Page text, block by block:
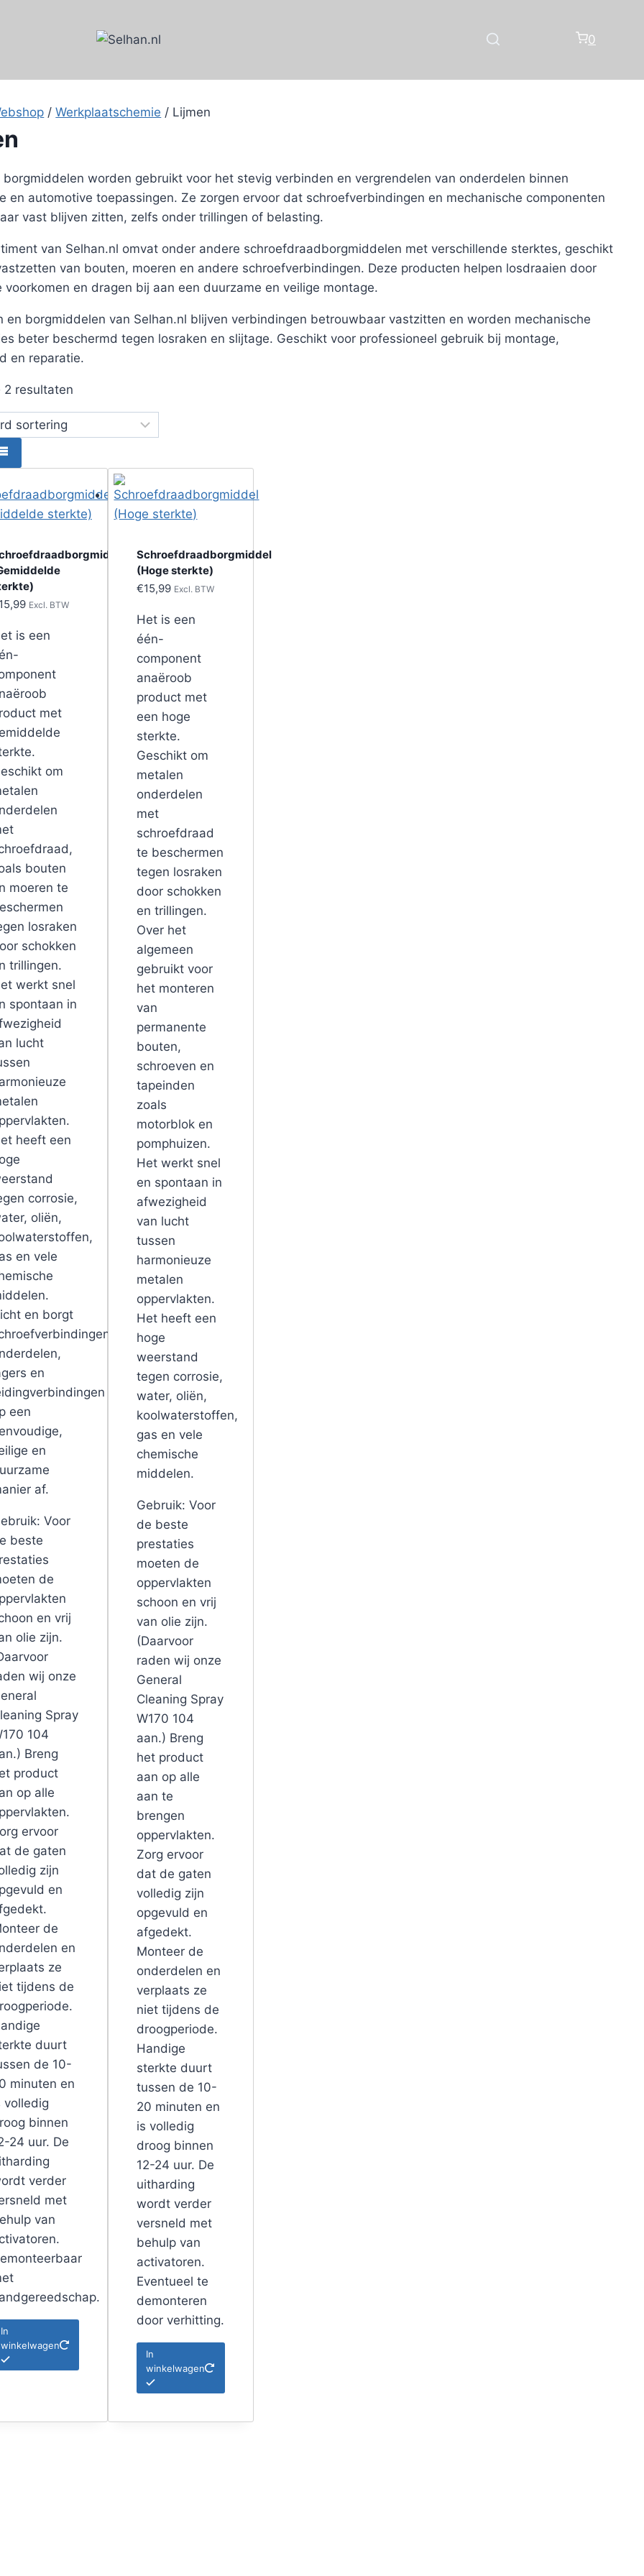
0
/ Werkplaatschemie / Lijmen
borgmiddelen worden gebruikt voor het stevig verbinden en vergrendelen van onderdelen binnen
en automotive toepassingen. Ze zorgen ervoor dat schroefverbindingen en mechanische componenten
vast blijven zitten, zelfs onder trillingen of belasting.
van Selhan.nl omvat onder andere schroefdraadborgmiddelen met verschillende sterktes, geschikt
van bouten, moeren en andere schroefverbindingen. Deze producten helpen losdraaien door
voorkomen en dragen bij aan een duurzame en veilige montage.
en borgmiddelen van Selhan.nl blijven verbindingen betrouwbaar vastzitten en worden mechanische
beter beschermd tegen losraken en slijtage. Geschikt voor professioneel gebruik bij montage,
en reparatie.
2 resultaten
15,99 Excl. BTW
is een
met
om
bouten
moeren te
losraken
schokken
trillingen.
werkt snel
spontaan in
lucht
heeft een
corrosie,
oliën,
en vele
en borgt
en
een
en
af.
Voor
beste
de
en vrij
olie zijn.
wij onze
Spray
104
Breng
product
op alle
ervoor
de gaten
zijn
en
de
en
ze
tijdens de
duurt
de 10-
minuten en
volledig
binnen
24 uur. De
verder
met
van
In
winkelwagen
Schroefdraadborgmiddel
(Hoge sterkte)
€15,99 Excl. BTW
Het is een
één-
component
anaëroob
product met
een hoge
sterkte.
Geschikt om
metalen
onderdelen
met
schroefdraad
te beschermen
tegen losraken
door schokken
en trillingen.
Over het
algemeen
gebruikt voor
het monteren
van
permanente
bouten,
schroeven en
tapeinden
zoals
motorblok en
pomphuizen.
Het werkt snel
en spontaan in
afwezigheid
van lucht
tussen
harmonieuze
metalen
oppervlakten.
Het heeft een
hoge
weerstand
tegen corrosie,
water, oliën,
koolwaterstoffen,
gas en vele
chemische
middelen.
Gebruik: Voor
de beste
prestaties
moeten de
oppervlakten
schoon en vrij
van olie zijn.
(Daarvoor
raden wij onze
General
Cleaning Spray
W170 104
aan.) Breng
het product
aan op alle
aan te
brengen
oppervlakten.
Zorg ervoor
dat de gaten
volledig zijn
opgevuld en
afgedekt.
Monteer de
onderdelen en
verplaats ze
niet tijdens de
droogperiode.
Handige
sterkte duurt
tussen de 10-
20 minuten en
is volledig
droog binnen
12-24 uur. De
uitharding
wordt verder
versneld met
behulp van
activatoren.
Eventueel te
demonteren
door verhitting.
In
winkelwagen